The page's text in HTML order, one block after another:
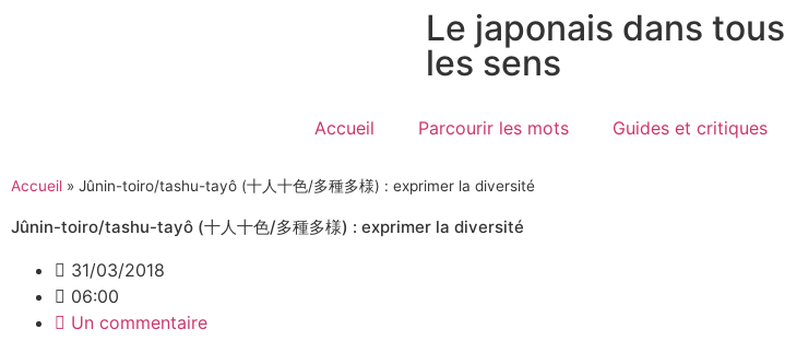
Le japonais dans tous
les sens
Accueil Parcourir les mots Guides et critiques
Accueil » Jûnin-toiro/tashu-tayô (十人十色/多種多様) : exprimer la diversité
Jûnin-toiro/tashu-tayô (十人十色/多種多様) : exprimer la diversité
31/03/2018
06:00
Un commentaire